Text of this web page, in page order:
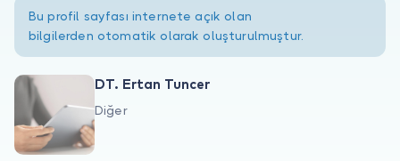
Hakkımızda
Bu profil sayfası internete açık olan
bilgilerden otomatik olarak oluşturulmuştur.
DT. Ertan Tuncer
Diğer